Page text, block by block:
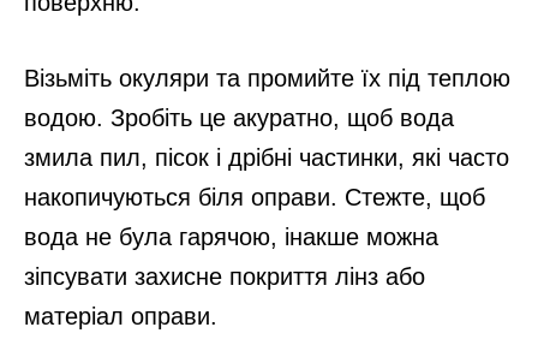
Візьміть окуляри та промийте їх під теплою
водою. Зробіть це акуратно, щоб вода
змила пил, пісок і дрібні частинки, які часто
накопичуються біля оправи. Стежте, щоб
вода не була гарячою, інакше можна
зіпсувати захисне покриття лінз або
матеріал оправи.